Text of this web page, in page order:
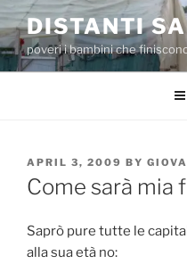
Skip
to
content
DISTANTI
poveri i bambini che
POSTED
ON
APRIL 3, 2009 BY
Come sarà mia
Saprò pure tutte le
alla sua età no: